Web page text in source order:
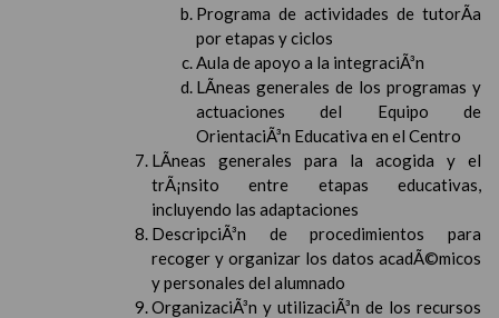
Programa de actividades de tutorÃ­a
por etapas y ciclos
Aula de apoyo a la integraciÃ³n
LÃ­neas generales de los programas y
actuaciones del Equipo de
OrientaciÃ³n Educativa en el Centro
LÃ­neas generales para la acogida y el
trÃ¡nsito entre etapas educativas,
incluyendo las adaptaciones
DescripciÃ³n de procedimientos para
recoger y organizar los datos acadÃ©micos
y personales del alumnado
OrganizaciÃ³n y utilizaciÃ³n de los recursos